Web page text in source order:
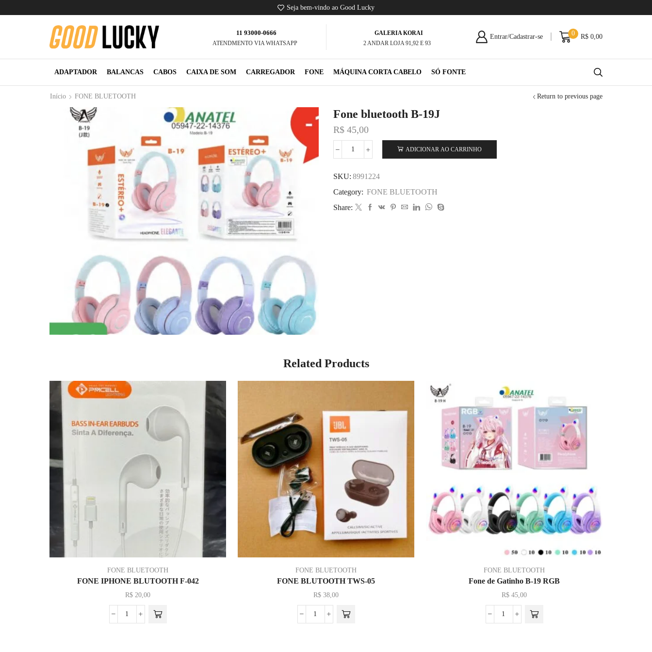
Seja bem-vindo ao Good Lucky
11 93000-0666
ATENDMENTO VIA WHATSAPP
GALERIA KORAI
2 ANDAR LOJA 91,92 E 93
Entrar/Cadastrar-se 0 R$ 0,00
ADAPTADOR BALANCAS CABOS CAIXA DE SOM CARREGADOR FONE MÁQUINA CORTA CABELO SÓ FONTE
Início FONE BLUETOOTH Return to previous page
Fone bluetooth B-19J
R$ 45,00
ADICIONAR AO CARRINHO
SKU: 8991224
Category: FONE BLUETOOTH
Share:
Related Products
FONE BLUETOOTH
FONE IPHONE BLUTOOTH F-042
R$ 20,00
FONE BLUETOOTH
FONE BLUTOOTH TWS-05
R$ 38,00
FONE BLUETOOTH
Fone de Gatinho B-19 RGB
R$ 45,00